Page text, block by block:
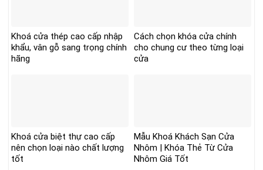
Khoá cửa thép cao cấp nhập
khẩu, vân gỗ sang trọng chính
hãng
Cách chọn khóa cửa chính
cho chung cư theo từng loại
cửa
Khoá cửa biệt thự cao cấp
nên chọn loại nào chất lượng
tốt
Mẫu Khoá Khách Sạn Cửa
Nhôm | Khóa Thẻ Từ Cửa
Nhôm Giá Tốt